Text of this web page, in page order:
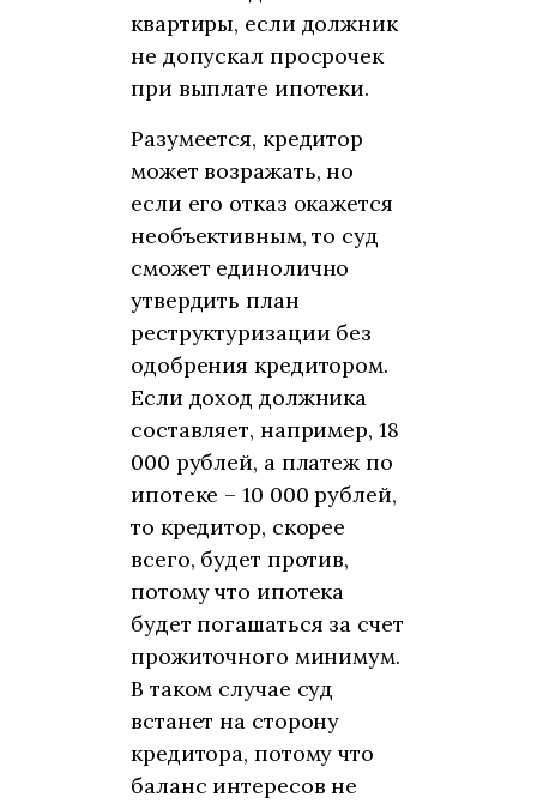
квартиры, если должник
не допускал просрочек
при выплате ипотеки.
Разумеется, кредитор
может возражать, но
если его отказ окажется
необъективным, то суд
сможет единолично
утвердить план
реструктуризации без
одобрения кредитором.
Если доход должника
составляет, например, 18
000 рублей, а платеж по
ипотеке – 10 000 рублей,
то кредитор, скорее
всего, будет против,
потому что ипотека
будет погашаться за счет
прожиточного минимум.
В таком случае суд
встанет на сторону
кредитора, потому что
баланс интересов не